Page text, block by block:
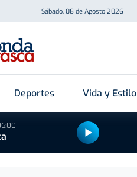
Sábado, 08 de Agosto 2026
Deportes Vida y Estilo